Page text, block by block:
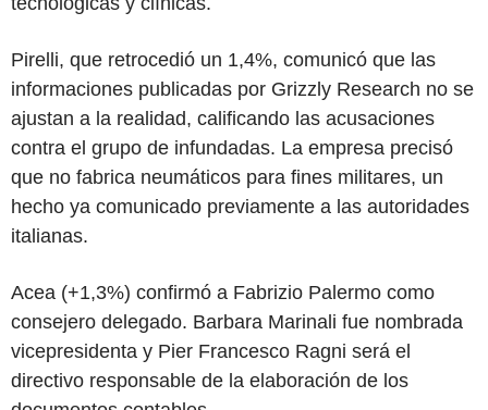
Pirelli, que retrocedió un 1,4%, comunicó que las
informaciones publicadas por Grizzly Research no se
ajustan a la realidad, calificando las acusaciones
contra el grupo de infundadas. La empresa precisó
que no fabrica neumáticos para fines militares, un
hecho ya comunicado previamente a las autoridades
italianas.
Acea (+1,3%) confirmó a Fabrizio Palermo como
consejero delegado. Barbara Marinali fue nombrada
vicepresidenta y Pier Francesco Ragni será el
directivo responsable de la elaboración de los